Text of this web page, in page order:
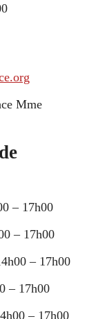
Mme
– 17h00
– 17h00
– 17h00
– 17h00
– 17h00